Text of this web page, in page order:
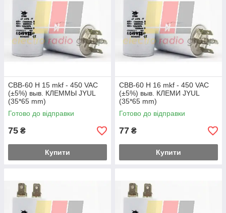
CBB-60 H 15 mkf - 450 VAC
(±5%) выв. КЛЕММЫ JYUL
(35*65 mm)
Готово до відправки
75 ₴
Купити
CBB-60 H 16 mkf - 450 VAC
(±5%) выв. КЛЕМИ JYUL
(35*65 mm)
Готово до відправки
77 ₴
Купити